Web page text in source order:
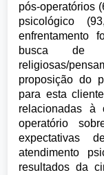
pós-operatórios
psicológico
enfrentamento
busca de
religiosas/
proposição do
para esta
relacionadas à
operatório
expectativas
atendimento
resultados da